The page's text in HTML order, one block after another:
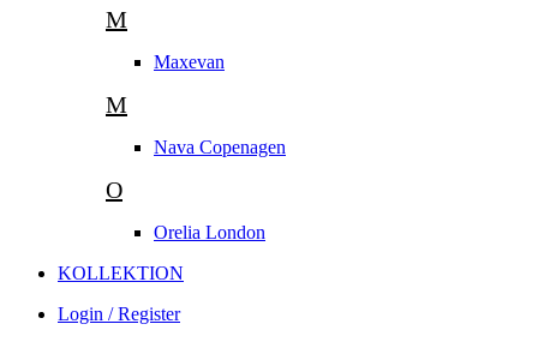
M
Maxevan
M
Nava Copenagen
O
Orelia London
KOLLEKTION
Login / Register